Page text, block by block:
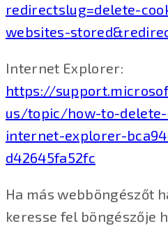
redirectslug=delete-
websites-
Internet Explorer:
https://
us/topic/how-to-
internet-explorer-
d42645fa52fc
Ha más webböngészőt
keresse fel böngészője